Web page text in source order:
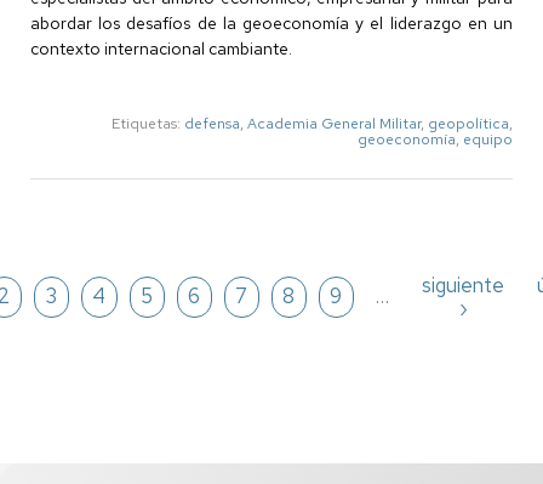
abordar los desafíos de la geoeconomía y el liderazgo en un
contexto internacional cambiante.
Etiquetas: defensa, Academia General Militar, geopolítica,
geoeconomía, equipo
Página
3 Página
4 Página
5 Página
6 Página
7 Página
8 Página
9 …
Siguiente
página
siguiente
›